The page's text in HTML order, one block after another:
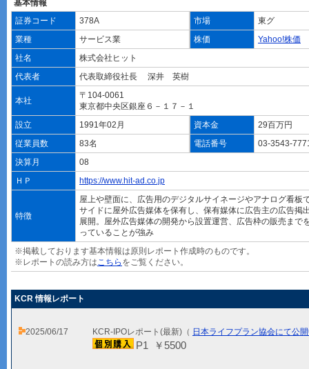
基本情報
証券コード
378A 市場
東グ
業種
サービス業 株価
Yahoo!株価
社名
株式会社ヒット
代表者
代表取締役社長 深井 英樹
本社
〒104-0061
東京都中央区銀座６－１７－１
設立
1991年02月 資本金
29百万円
従業員数
83名 電話番号
03-3543-
決算月
08
ＨＰ
https://www.hit-ad.co.jp
特徴
屋上や壁面に、広告用のデジタルサイネージやアナログ看板
サイドに屋外広告媒体を保有し、保有媒体に広告主の広告掲
展開。屋外広告媒体の開発から設置運営、広告枠の販売まで
っていることが強み
※掲載しております基本情報は原則レポート作成時のものです。
※レポートの読み方はこちら をご覧ください。
KCR 情報レポート
2025/06/17 KCR-IPOレポート(最新)（ 日本ライフプラン協会にて公
P1 ￥5500